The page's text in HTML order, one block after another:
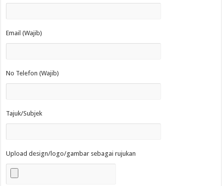
Email (Wajib)
No Telefon (Wajib)
Tajuk/Subjek
Upload design/logo/gambar sebagai rujukan